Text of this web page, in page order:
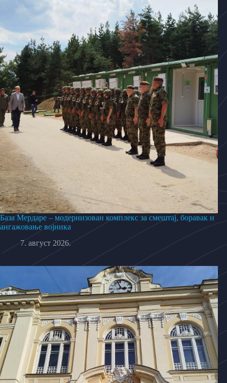
База Мердаре – модернизован комплекс за смештај, боравак и
ангажовање војника
7. август 2026.